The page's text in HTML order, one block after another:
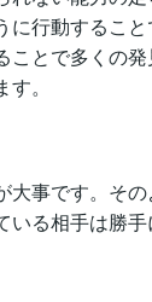
に行動するこ
とで多くの発
。
大事です。そ
いる相手は勝